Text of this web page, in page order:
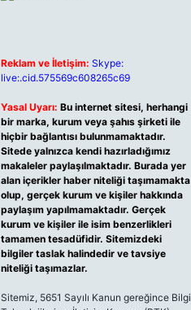
Reklam ve İletişim: Skype:
live:.cid.575569c608265c69
Yasal Uyarı: Bu internet sitesi, herhangi
bir marka, kurum veya şahıs şirketi ile
hiçbir bağlantısı bulunmamaktadır.
Sitede yalnızca kendi hazırladığımız
makaleler paylaşılmaktadır. Burada yer
alan içerikler haber niteliği taşımamakta
olup, gerçek kurum ve kişiler hakkında
paylaşım yapılmamaktadır. Gerçek
kurum ve kişiler ile isim benzerlikleri
tamamen tesadüfidir. Sitemizdeki
bilgiler taslak halindedir ve tavsiye
niteliği taşımazlar.
Sitemiz, 5651 Sayılı Kanun gereğince Bilgi